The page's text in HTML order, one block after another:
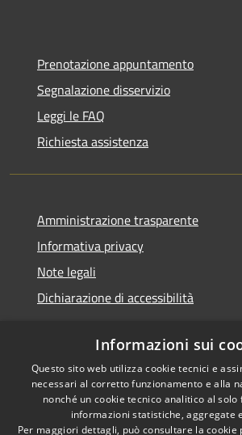
Prenotazione appuntamento
Segnalazione disservizio
Leggi le FAQ
Richiesta assistenza
Amministrazione trasparente
Informativa privacy
Note legali
Dichiarazione di accessibilità
RSS
Accessibilità
Informazioni sui
Questo sito web utilizza cookie tecnici e
necessari al corretto funzionamento e alla
nonché un cookie tecnico analitico al
informazioni statistiche, aggregate
Per maggiori dettagli, può consultare la cookie